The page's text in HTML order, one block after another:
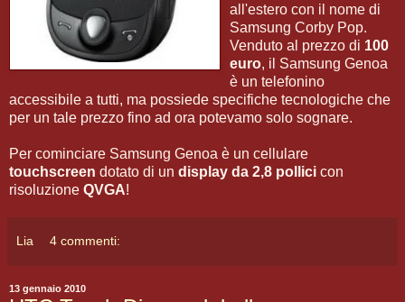
all'estero con il nome di
Samsung Corby Pop.
Venduto al prezzo di 100
euro, il Samsung Genoa
è un telefonino
accessibile a tutti, ma possiede specifiche tecnologiche che
per un tale prezzo fino ad ora potevamo solo sognare.
Per cominciare Samsung Genoa è un cellulare
touchscreen dotato di un display da 2,8 pollici con
risoluzione QVGA!
Lia 4 commenti:
13 gennaio 2010